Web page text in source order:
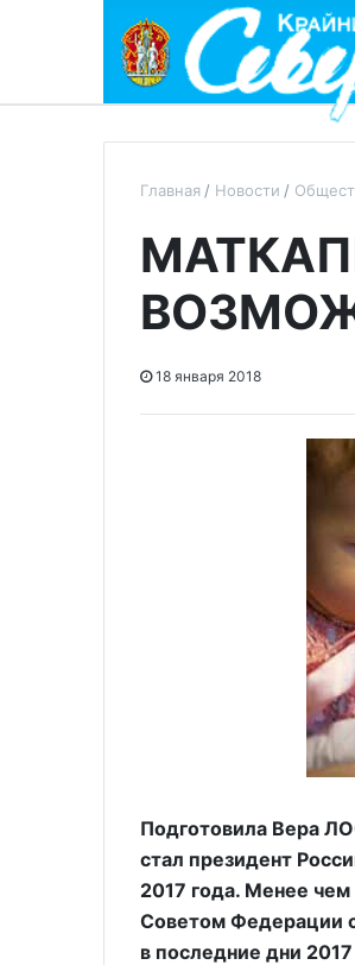
Главная Новости
18 января 2018
Подготовила Вера
стал президент
2017 года. Менее
Советом Федерации
в последние дни